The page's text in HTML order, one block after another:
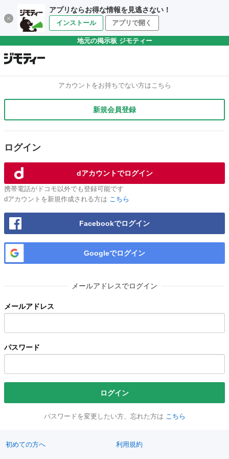
アプリならお得な情報を見逃さない！
インストール アプリで開く
地元の掲示板 ジモティー
アカウントをお持ちでない方はこちら
新規会員登録
ログイン
dアカウントでログイン
携帯電話がドコモ以外でも登録可能です
dアカウントを新規作成される方は こちら
Facebookでログイン
Googleでログイン
メールアドレスでログイン
メールアドレス
パスワード
ログイン
パスワードを変更したい方、忘れた方は こちら
初めての方へ 利用規約